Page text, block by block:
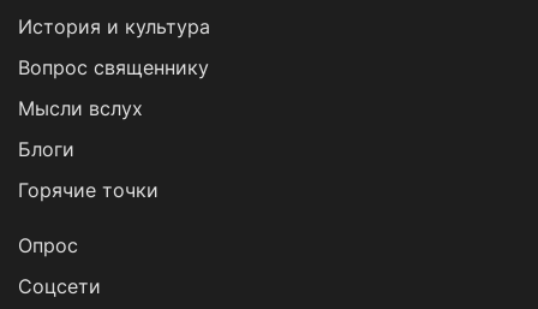
История и культура
Вопрос священнику
Мысли вслух
Блоги
Горячие точки
Опрос
Cоцсети